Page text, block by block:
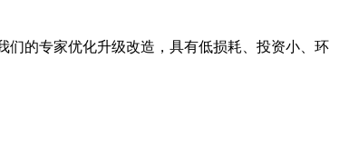
们的专家优化升级改造，具有低损耗、投资小、环